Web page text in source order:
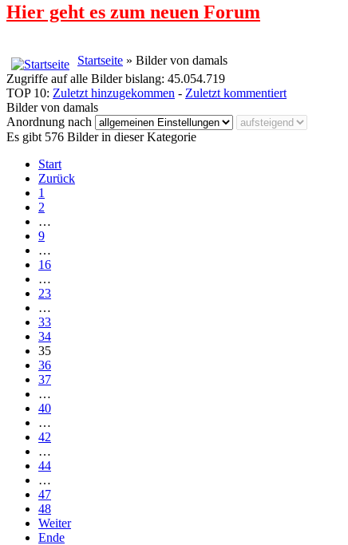
Hier geht es zum neuen Forum
Startseite » Bilder von damals
Zugriffe auf alle Bilder bislang: 45.054.719
TOP 10: Zuletzt hinzugekommen - Zuletzt kommentiert
Bilder von damals
Anordnung nach
Es gibt 576 Bilder in dieser Kategorie
Start
Zurück
1
2
…
9
…
16
…
23
…
33
34
35
36
37
…
40
…
42
…
44
…
47
48
Weiter
Ende